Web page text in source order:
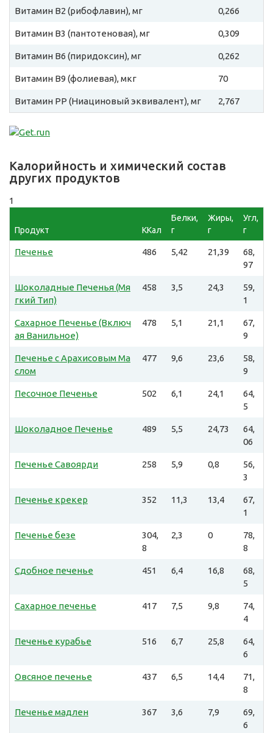
Витамин B2 (рибофлавин), мг 0,266
Витамин B3 (пантотеновая), мг 0,309
Витамин B6 (пиридоксин), мг 0,262
Витамин B9 (фолиевая), мкг 70
Витамин PP (Ниациновый эквивалент), мг 2,767
Калорийность и химический состав
других продуктов
1
Продукт ККал
Белки,
г
Жиры,
г
Угл,
г
Печенье 486 5,42 21,39
68,
97
Шоколадные Печенья (Мя
гкий Тип)
458 3,5 24,3
59,
1
Сахарное Печенье (Включ
ая Ванильное)
478 5,1 21,1
67,
9
Печенье с Арахисовым Ма
слом
477 9,6 23,6
58,
9
Песочное Печенье 502 6,1 24,1
64,
5
Шоколадное Печенье 489 5,5 24,73
64,
06
Печенье Савоярди 258 5,9 0,8
56,
3
Печенье крекер 352 11,3 13,4
67,
1
Печенье безе
304,
8
2,3 0
78,
8
Сдобное печенье 451 6,4 16,8
68,
5
Сахарное печенье 417 7,5 9,8
74,
4
Печенье курабье 516 6,7 25,8
64,
6
Овсяное печенье 437 6,5 14,4
71,
8
Печенье мадлен 367 3,6 7,9
69,
6